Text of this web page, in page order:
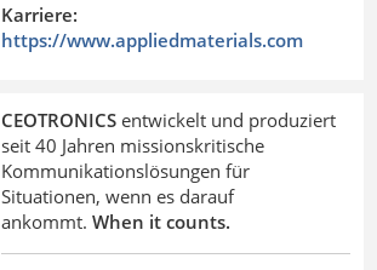
Karriere:
https://www.appliedmaterials.com
CEOTRONICS entwickelt und produziert
seit 40 Jahren missionskritische
Kommunikationslösungen für
Situationen, wenn es darauf
ankommt.When it counts.